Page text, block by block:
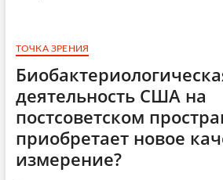
ТОЧКА ЗРЕНИЯ
деятельность США на
постсоветском
приобретает новое
измерение?